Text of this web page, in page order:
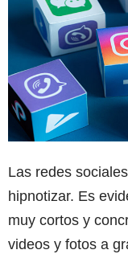
Las redes
hipnotizar. Es
muy cortos y
videos y fotos a